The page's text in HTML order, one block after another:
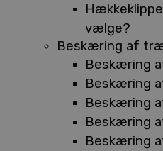
vælge?
Beskæring af
Beskæring
Beskæring
Beskæring
Beskæring
Beskæring